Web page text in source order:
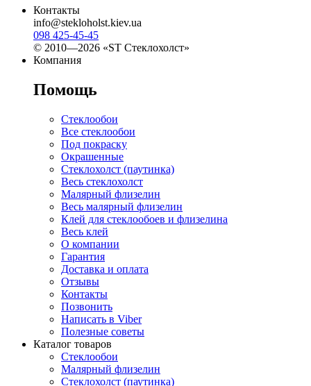
Контакты
info@stekloholst.kiev.ua
098 425-45-45
© 2010—2026 «ST Стеклохолст»
Компания
Помощь
Стеклообои
Все стеклообои
Под покраску
Окрашенные
Стеклохолст (паутинка)
Весь стеклохолст
Малярный флизелин
Весь малярный флизелин
Клей для стеклообоев и флизелина
Весь клей
О компании
Гарантия
Доставка и оплата
Отзывы
Контакты
Позвонить
Написать в Viber
Полезные советы
Каталог товаров
Стеклообои
Малярный флизелин
Стеклохолст (паутинка)